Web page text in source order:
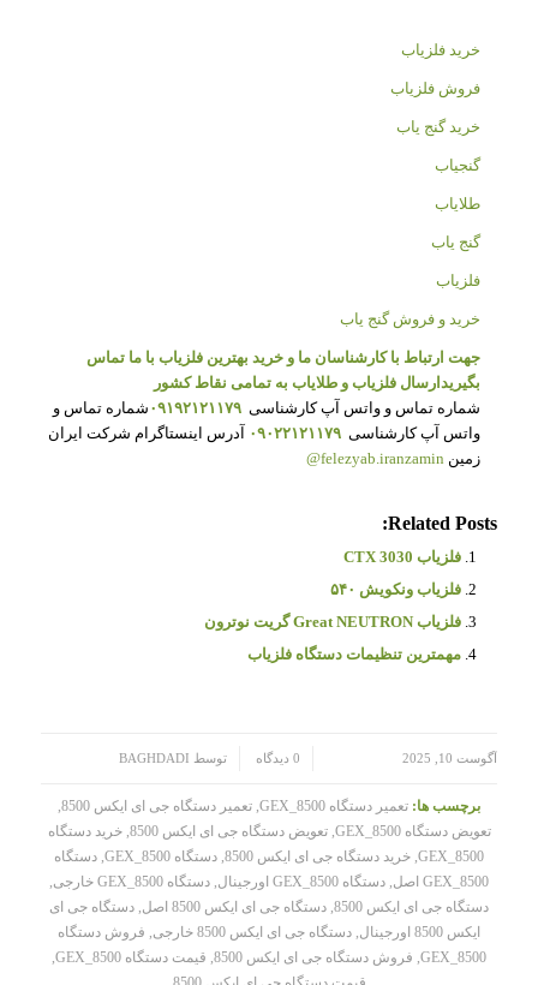
خرید فلزیاب
فروش فلزیاب
خرید گنج یاب
گنجیاب
طلایاب
گنج یاب
فلزیاب
خرید و فروش گنج یاب
جهت ارتباط با کارشناسان ما و خرید بهترین فلزیاب با ما تماس
بگیریدارسال فلزیاب و طلایاب به تمامی نقاط کشور
شماره تماس و واتس آپ کارشناسی ۰۹۱۹۲۱۲۱۱۷۹ شماره تماس و
واتس آپ کارشناسی ۰۹۰۲۲۱۲۱۱۷۹ آدرس اینستاگرام شرکت ایران
زمین felezyab.iranzamin@
Related Posts:
فلزیاب CTX 3030
فلزیاب ونکویش ۵۴۰
فلزیاب Great NEUTRON گریت نوترون
مهمترین تنظیمات دستگاه فلزیاب
آگوست 10, 2025 0 دیدگاه توسط BAGHDADI
برچسب ها: تعمیر دستگاه GEX_8500 , تعمیر دستگاه جی ای ایکس 8500
,
تعویض دستگاه GEX_8500
,تعویض دستگاه جی ای ایکس 8500 ,خرید دستگاه
GEX_8500
, خرید دستگاه جی ای ایکس 8500 , دستگاه GEX_8500 , دستگاه
GEX_8500 اصل
, دستگاه GEX_8500 اورجینال , دستگاه GEX_8500 خارجی
,
دستگاه جی ای ایکس 8500
, دستگاه جی ای ایکس 8500 اصل , دستگاه جی ای
ایکس 8500 اورجینال
, دستگاه جی ای ایکس 8500 خارجی , فروش دستگاه
GEX_8500
, فروش دستگاه جی ای ایکس 8500 , قیمت دستگاه GEX_8500
,